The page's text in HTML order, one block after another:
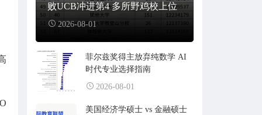
败UCB冲进第4 多所野鸡校上位
2026-08-01
菲尔兹奖得主放弃纯数学 AI
时代专业选择指南
2026-08-01
美国经济学硕士 vs 金融硕士